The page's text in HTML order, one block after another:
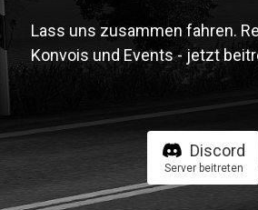
Lass uns zusammen fahren.
Konvois und Events - jetzt
Discord
Server beitreten